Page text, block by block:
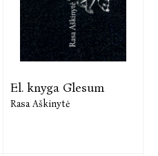
El. knyga Glesum
Rasa Aškinytė